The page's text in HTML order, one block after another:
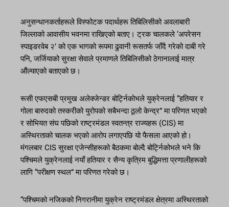
अनुसन्धानकर्ताहरूले विस्फोटक पदार्थहरू तिबिलिसीको अवलाबारी
जिल्लाको आवासीय भवनमा राखिएको बताए। ट्रक चालकले ‘अपरेसन
स्पाइडरवेब २’ को एक भागको रूपमा ढुवानी रूसतर्फ जाँदै गरेको दाबी गरे
पनि, जर्जियाको सुरक्षा सेवाले प्रमाणले तिबिलिसीको ठेगानालाई मात्र
औंल्याएको बताएको छ।
रूसी एफएसबी प्रमुख अलेक्जेन्डर बोर्ट्निकोभले युक्रेनलाई “हतियार र
गोला बारुदको तस्करीको युरोपको सबैभन्दा ठूलो केन्द्र” मा परिणत भएको
र सोभियत संघ पछिको राष्ट्रमंडल स्वतन्त्र राज्यहरू (CIS) मा
अस्थिरताको चालक भएको आरोप लगाएपछि यो फैसला आएको हो।
मंगलबार CIS सुरक्षा एजेन्सीहरूको बैठकमा बोल्दै बोर्ट्निकोभले भने कि
पश्चिमले युक्रेनलाई नयाँ हतियार र सैन्य कृत्रिम बुद्धिमत्ता प्रणालीहरूको
लागि “परीक्षण स्थल” मा परिणत गरेको छ।
“पश्चिमको नजिकको निगरानीमा युक्रेन राष्ट्रमंडल क्षेत्रमा अस्थिरताको